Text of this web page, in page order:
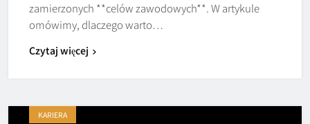
zamierzonych **celów zawodowych**. W artykule
omówimy, dlaczego warto…
Czytaj więcej
KARIERA